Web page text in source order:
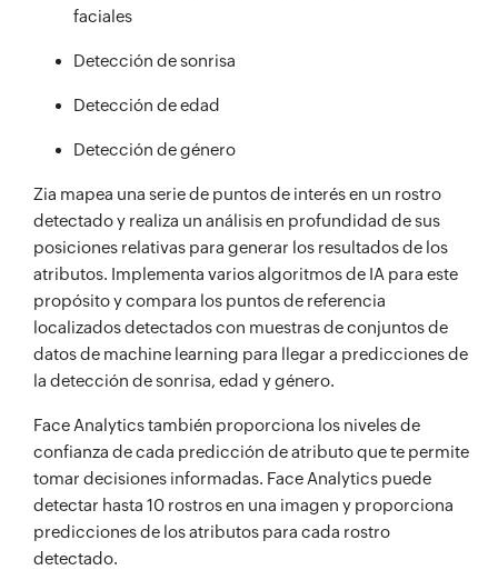
faciales
Detección de sonrisa
Detección de edad
Detección de género
Zia mapea una serie de puntos de interés en un rostro
detectado y realiza un análisis en profundidad de sus
posiciones relativas para generar los resultados de los
atributos. Implementa varios algoritmos de IA para este
propósito y compara los puntos de referencia
localizados detectados con muestras de conjuntos de
datos de machine learning para llegar a predicciones de
la detección de sonrisa, edad y género.
Face Analytics también proporciona los niveles de
confianza de cada predicción de atributo que te permite
tomar decisiones informadas. Face Analytics puede
detectar hasta 10 rostros en una imagen y proporciona
predicciones de los atributos para cada rostro
detectado.